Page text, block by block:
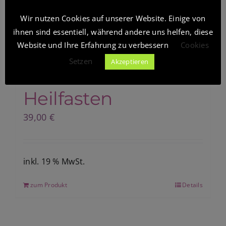
Blog
Heilfasten mit
Gemüsesäften –
Immunbooster
Heilfasten
39,00 €
inkl. 19 % MwSt.
zum Produkt Details
Wir nutzen Cookies auf unserer Website. Einige von
ihnen sind essentiell, während andere uns helfen, diese
Website und Ihre Erfahrung zu verbessern
Cookies
Setzen
Akzeptieren